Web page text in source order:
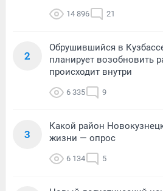
14 896 21
2
Обрушившийся в
планирует возобновить
происходит внутри
6 335 9
3
Какой район
жизни — опрос
6 134 5